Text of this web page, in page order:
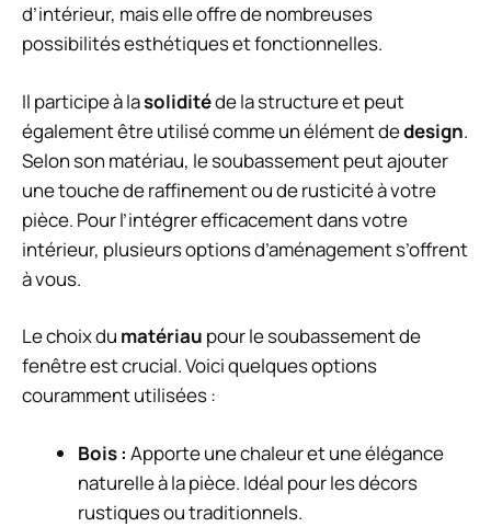
d’intérieur, mais elle offre de nombreuses
possibilités esthétiques et fonctionnelles.
Il participe à lasoliditéde la structure et peut
également être utilisé comme un élément dedesign.
Selon son matériau, le soubassement peut ajouter
une touche de raffinement ou de rusticité à votre
pièce. Pour l’intégrer efficacement dans votre
intérieur, plusieurs options d’aménagement s’offrent
à vous.
Le choix du matériau pour le soubassement de
fenêtre est crucial. Voici quelques options
couramment utilisées :
Bois : Apporte une chaleur et une élégance
naturelle à la pièce. Idéal pour les décors
rustiques ou traditionnels.